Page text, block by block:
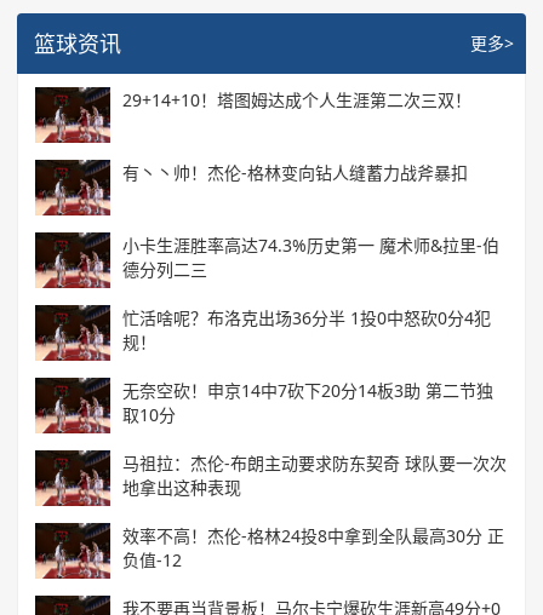
篮球资讯 更多>
29+14+10！塔图姆达成个人生涯第二次三双！
有丶丶帅！杰伦-格林变向钻人缝蓄力战斧暴扣
小卡生涯胜率高达74.3%历史第一 魔术师&拉里-伯
德分列二三
忙活啥呢？布洛克出场36分半 1投0中怒砍0分4犯
规！
无奈空砍！申京14中7砍下20分14板3助 第二节独
取10分
马祖拉：杰伦-布朗主动要求防东契奇 球队要一次次
地拿出这种表现
效率不高！杰伦-格林24投8中拿到全队最高30分 正
负值-12
我不要再当背景板！马尔卡宁爆砍生涯新高49分+0